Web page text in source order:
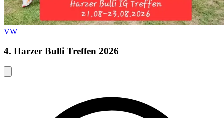
VW
4. Harzer Bulli Treffen 2026